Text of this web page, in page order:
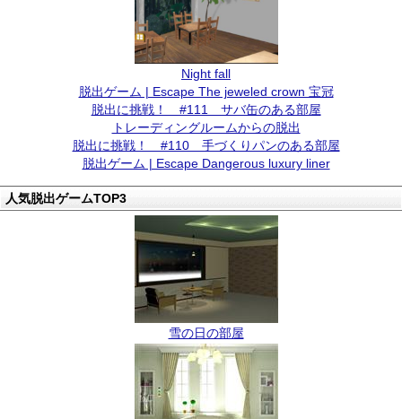
Night fall
脱出ゲーム | Escape The jeweled crown 宝冠
脱出に挑戦！ #111 サバ缶のある部屋
トレーディングルームからの脱出
脱出に挑戦！ #110 手づくりパンのある部屋
脱出ゲーム | Escape Dangerous luxury liner
人気脱出ゲームTOP3
雪の日の部屋